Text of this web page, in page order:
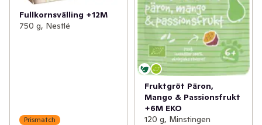
Fullkornsvälling +12M
750 g, Nestlé
Prismatch
Fruktgröt Päron,
Mango & Passionsfrukt
+6M EKO
120 g, Minstingen